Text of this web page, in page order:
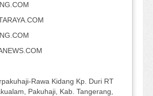
Rawa Kidang Kp. Duri RT
Pakuhaji, Kab. Tangerang,